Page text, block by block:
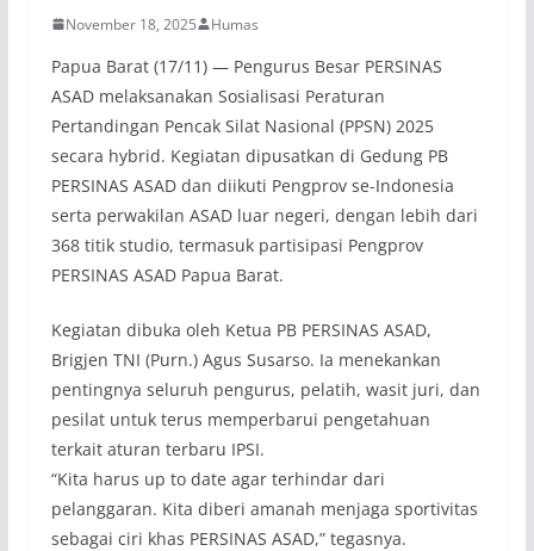
November 18, 2025 Humas
Papua Barat (17/11) — Pengurus Besar PERSINAS
ASAD melaksanakan Sosialisasi Peraturan
Pertandingan Pencak Silat Nasional (PPSN) 2025
secara hybrid. Kegiatan dipusatkan di Gedung PB
PERSINAS ASAD dan diikuti Pengprov se-Indonesia
serta perwakilan ASAD luar negeri, dengan lebih dari
368 titik studio, termasuk partisipasi Pengprov
PERSINAS ASAD Papua Barat.
Kegiatan dibuka oleh Ketua PB PERSINAS ASAD,
Brigjen TNI (Purn.) Agus Susarso. Ia menekankan
pentingnya seluruh pengurus, pelatih, wasit juri, dan
pesilat untuk terus memperbarui pengetahuan
terkait aturan terbaru IPSI.
“Kita harus up to date agar terhindar dari
pelanggaran. Kita diberi amanah menjaga sportivitas
sebagai ciri khas PERSINAS ASAD,” tegasnya.